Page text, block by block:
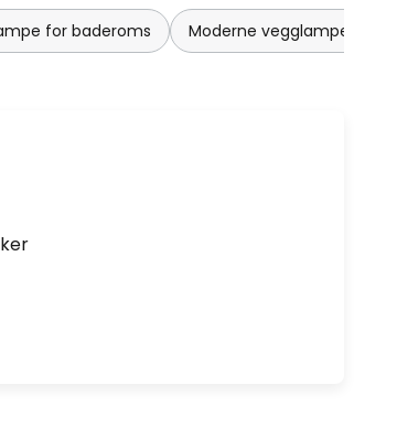
for baderoms Moderne vegglamper til